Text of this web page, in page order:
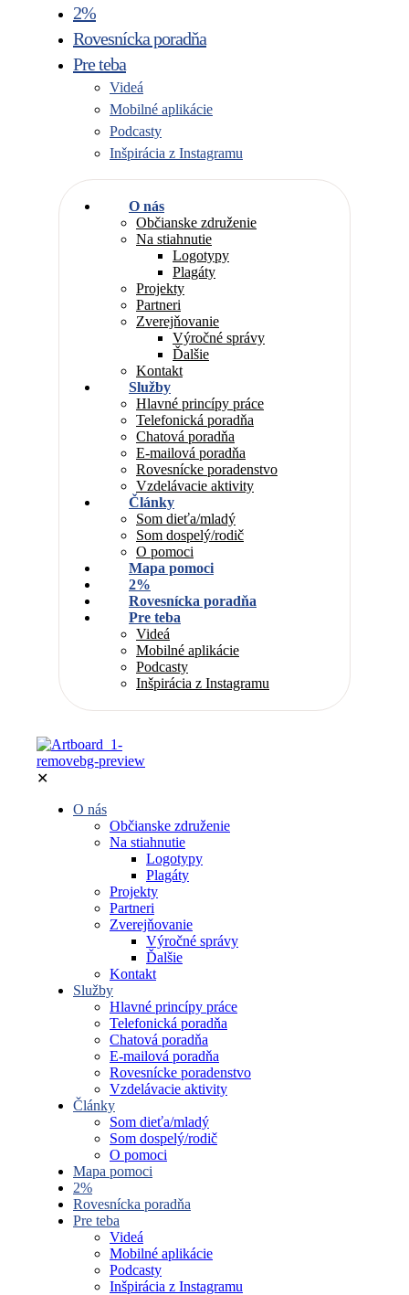
2%
Rovesnícka poradňa
Pre teba
Videá
Mobilné aplikácie
Podcasty
Inšpirácia z Instagramu
O nás
Občianske združenie
Na stiahnutie
Logotypy
Plagáty
Projekty
Partneri
Zverejňovanie
Výročné správy
Ďalšie
Kontakt
Služby
Hlavné princípy práce
Telefonická poradňa
Chatová poradňa
E-mailová poradňa
Rovesnícke poradenstvo
Vzdelávacie aktivity
Články
Som dieťa/mladý
Som dospelý/rodič
O pomoci
Mapa pomoci
2%
Rovesnícka poradňa
Pre teba
Videá
Mobilné aplikácie
Podcasty
Inšpirácia z Instagramu
✕
O nás
Občianske združenie
Na stiahnutie
Logotypy
Plagáty
Projekty
Partneri
Zverejňovanie
Výročné správy
Ďalšie
Kontakt
Služby
Hlavné princípy práce
Telefonická poradňa
Chatová poradňa
E-mailová poradňa
Rovesnícke poradenstvo
Vzdelávacie aktivity
Články
Som dieťa/mladý
Som dospelý/rodič
O pomoci
Mapa pomoci
2%
Rovesnícka poradňa
Pre teba
Videá
Mobilné aplikácie
Podcasty
Inšpirácia z Instagramu